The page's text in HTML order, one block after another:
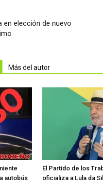
en elección de nuevo
Más del autor
autobús
El Partido de los
oficializa a Lula da